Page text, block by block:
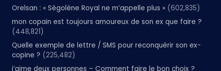
Orelsan : « Ségolène Royal ne m’appelle plus » (602,835)
mon copain est toujours amoureux de son ex que faire ?
(448,821)
Quelle exemple de lettre / SMS pour reconquérir son ex-
copine ? (225,482)
j’aime deux personnes – Comment faire le bon choix ?